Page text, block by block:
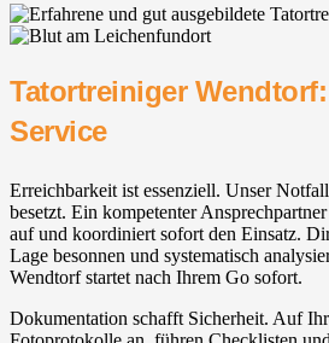
Tatortreiniger
Service
Erreichbarkeit ist essenziell. Unser
besetzt. Ein kompetenter
auf und koordiniert sofort den Einsatz.
Lage besonnen und systematisch
Wendtorf startet nach Ihrem Go sofort.
Dokumentation schafft Sicherheit. Auf